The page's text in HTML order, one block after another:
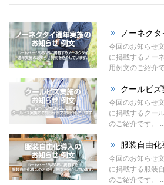
ノーネク
今回のお知らせ
に掲載するノー
用例文のご紹介で
クールビ
今回のお知らせ
に掲載するクー
のご紹介です。 ...
服装自由
今回のお知らせ
に掲載する服装
のご紹介です。 ...